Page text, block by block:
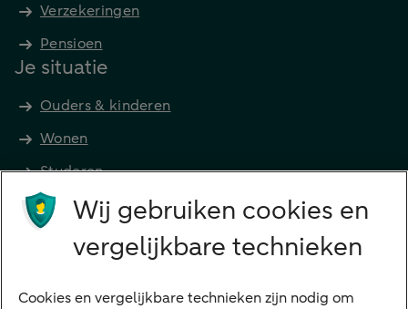
Verzekeringen
Pensioen
Je situatie
Ouders & kinderen
Wonen
Studeren
Preferred Banking
Digitale diensten
Wij gebruiken cookies en
vergelijkbare technieken
Cookies en vergelijkbare technieken zijn nodig om